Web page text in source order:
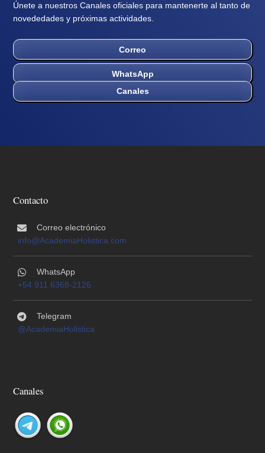
Únete a nuestros Canales oficiales para mantenerte al tanto de
novededades y próximas actividades.
Correo
WhatsApp
Contacto
Correo electrónico
info@AcademiaHolistica.com
WhatsApp
+54 911 6368-2126
Telegram
@AcademiaHolistica
Canales